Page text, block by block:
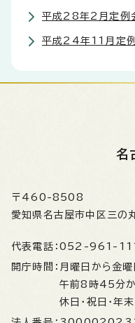
平成28年2月定例
平成24年11月定例
名
〒460-8508
愛知県名古屋市中区三の
代表電話： 052-961-
開庁時間： 月曜日から金
午前8時45分
休日・祝日・年